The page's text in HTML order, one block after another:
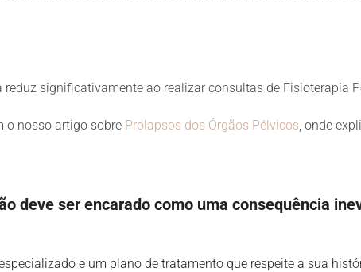
significativamente ao realizar consultas de Fisioterapia
o nosso artigo sobre Prolapsos dos Órgãos Pélvicos, onde
deve ser encarado como uma consequência
e um plano de tratamento que respeite a sua